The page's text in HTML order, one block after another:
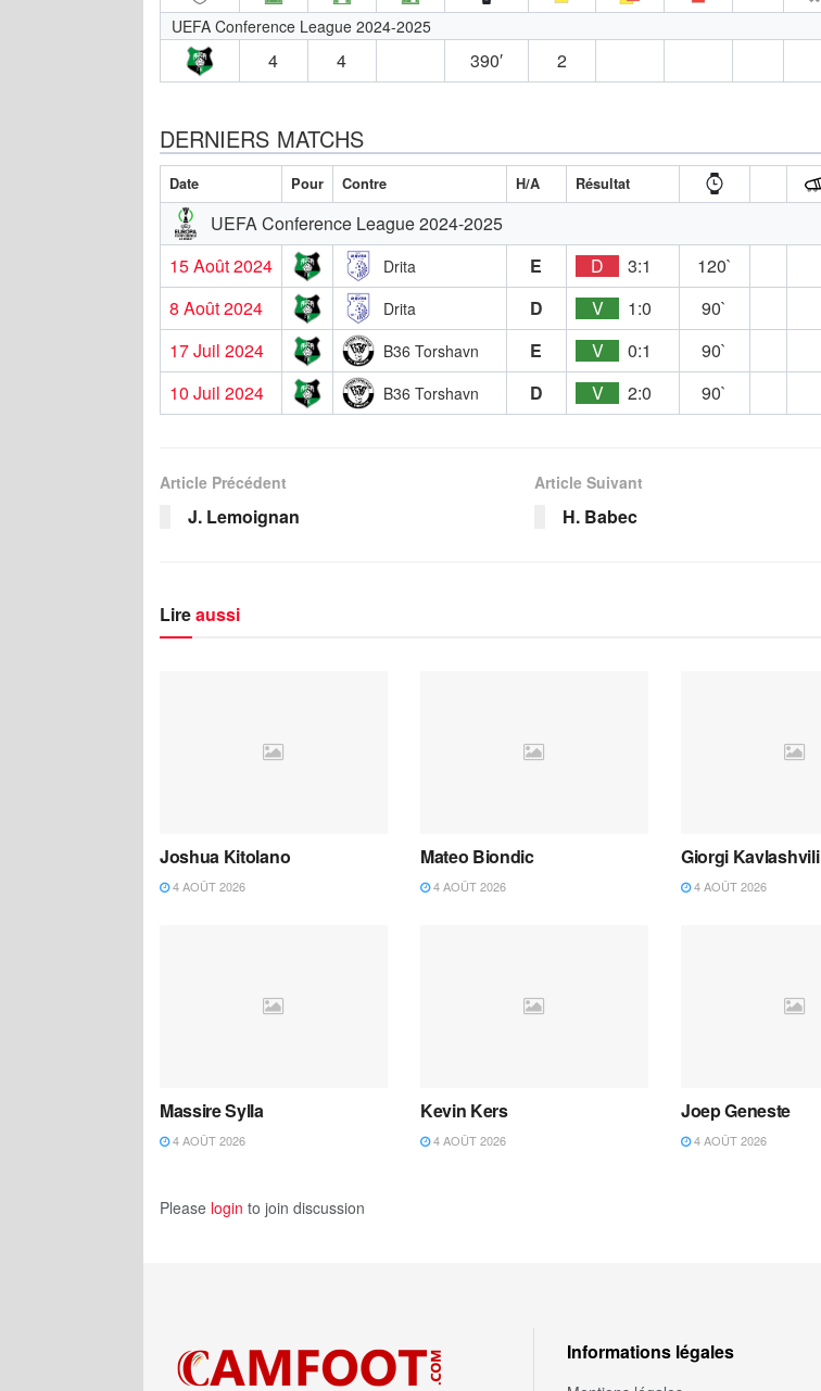
UEFA Conference League 2024-2025
4 4 390′ 2
DERNIERS MATCHS
Date Pour Contre H/A Résultat
UEFA Conference League 2024-2025
15 Août 2024
Drita E D 3:1
120`
8 Août 2024
Drita D V 1:0
90`
17 Juil 2024
B36 Torshavn E V 0:1
90`
10 Juil 2024
B36 Torshavn D V 2:0 90`
Article Précédent
J. Lemoignan
Article Suivant
H. Babec
Lireaussi
Joshua Kitolano
4 AOÛT 2026
Mateo Biondic
4 AOÛT 2026
Giorgi Kavlashvili
4 AOÛT 2026
Massire Sylla
4 AOÛT 2026
Kevin Kers
4 AOÛT 2026
Joep Geneste
4 AOÛT 2026
Please login to join discussion
Informations légales